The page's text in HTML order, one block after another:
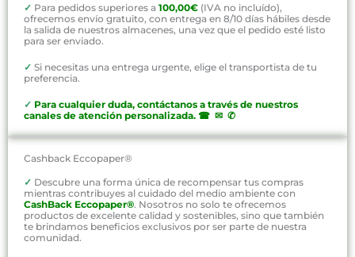
✓ Para pedidos superiores a 100,00€ (IVA no incluído),
ofrecemos envío gratuito, con entrega en 8/10 días hábiles desde
la salida de nuestros almacenes, una vez que el pedido esté listo
para ser enviado.
✓ Si necesitas una entrega urgente, elige el transportista de tu
preferencia.
✓ Para cualquier duda, contáctanos a través de nuestros
canales de atención personalizada. ☎ ✉ ✆
Cashback Eccopaper®
✓ Descubre una forma única de recompensar tus compras
mientras contribuyes al cuidado del medio ambiente con
CashBack Eccopaper®. Nosotros no solo te ofrecemos
productos de excelente calidad y sostenibles, sino que también
te brindamos beneficios exclusivos por ser parte de nuestra
comunidad.